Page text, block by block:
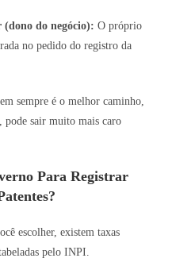
do negócio): O próprio
no pedido do registro da
sempre é o melhor caminho,
pode sair muito mais caro
Para Registrar
escolher, existem taxas
pelo INPI.